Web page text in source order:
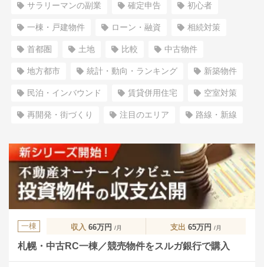
サラリーマンの副業 確定申告 初心者
一棟・戸建物件 ローン・融資 相続対策
首都圏 土地 比較 中古物件
地方都市 統計・動向・ランキング 新築物件
民泊・インバウンド 賃貸併用住宅 空室対策
再開発・街づくり 注目のエリア 路線・新線
一棟 収入 66万円 /月 支出 65万円 /月
札幌・中古RC一棟／競売物件をスルガ銀行で購入